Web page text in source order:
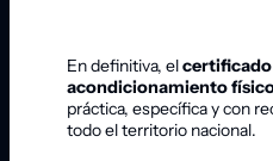
En definitiva, el
acondicionamiento
práctica, específica y con
todo el territorio nacional.